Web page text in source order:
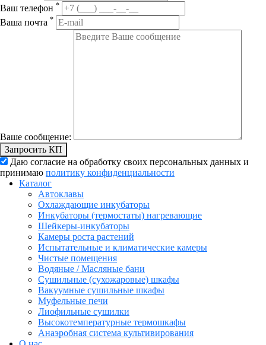
Ваш телефон *
Ваша почта *
Ваше сообщение:
Запросить КП
Даю согласие на обработку своих персональных данных и
принимаю политику конфиденциальности
Каталог
Автоклавы
Охлаждающие инкубаторы
Инкубаторы (термостаты) нагревающие
Шейкеры-инкубаторы
Камеры роста растений
Испытательные и климатические камеры
Чистые помещения
Водяные / Масляные бани
Сушильные (сухожаровые) шкафы
Вакуумные сушильные шкафы
Муфельные печи
Лиофильные сушилки
Высокотемпературные термошкафы
Анаэробная система культивирования